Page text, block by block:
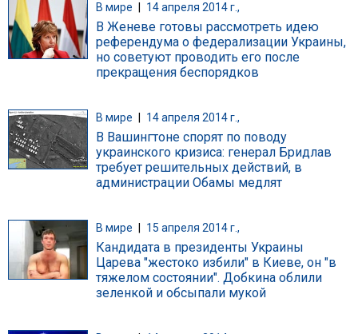
В мире 14 апреля 2014 г.,
В Женеве готовы рассмотреть идею
референдума о федерализации Украины,
но советуют проводить его после
прекращения беспорядков
В мире 14 апреля 2014 г.,
В Вашингтоне спорят по поводу
украинского кризиса: генерал Бридлав
требует решительных действий, в
администрации Обамы медлят
В мире 15 апреля 2014 г.,
Кандидата в президенты Украины
Царева "жестоко избили" в Киеве, он "в
тяжелом состоянии". Добкина облили
зеленкой и обсыпали мукой